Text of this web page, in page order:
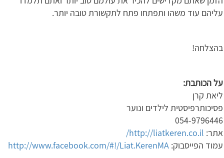
עליהם עוד משהו ותפתחו פתח לתקשורת טובה יותר.
בהצלחה!
על הכותבת:
ליאת קרן
פסיכותרפיסטית לילדים ונוער
054-9796446
אתר: http://liatkeren.co.il/
עמוד הפייסבוק: http://www.facebook.com/#!/Liat.KerenMA